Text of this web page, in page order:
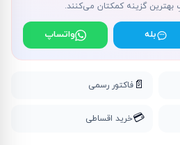
بهترین گزینه کمکتان می‌کنند.
بله واتساپ
📄 فاکتور رسمی
💳خرید اقساطی